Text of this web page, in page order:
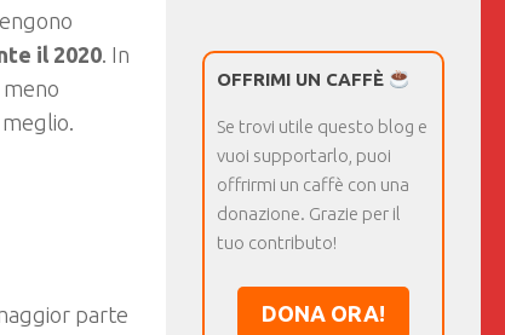
il 2020. In
parte
OFFRIMI UN CAFFÈ
Se trovi utile questo blog e
vuoi supportarlo, puoi
offrirmi un caffè con una
donazione. Grazie per il
tuo contributo!
DONA ORA!